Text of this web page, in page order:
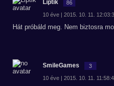
Liptik 86
10 éve | 2015. 10. 11.
Hát próbáld meg. Nem biztosra
SmileGames 3
10 éve | 2015. 10. 11.